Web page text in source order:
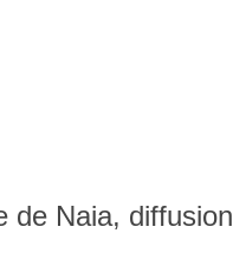
de Naia, diffusion